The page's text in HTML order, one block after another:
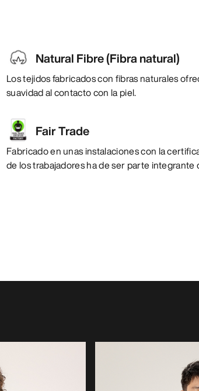
Natural Fibre (Fibra natural)
Los tejidos fabricados con fibras naturales
suavidad al contacto con la piel.
Fair Trade
Fabricado en unas instalaciones con la
de los trabajadores ha de ser parte